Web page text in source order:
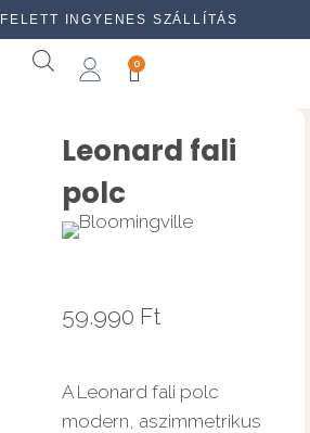
FELETT INGYENES SZÁLLÍTÁS
0
Leonard fali
polc
59.990 Ft
A Leonard fali polc
modern, aszimmetrikus